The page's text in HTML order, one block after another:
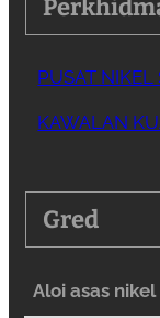
PUSAT NIKEL
KAWALAN
Gred
Aloi asas nikel